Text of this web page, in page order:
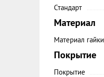
Стандарт
Материал
Материал гайки
Покрытие
Покрытие